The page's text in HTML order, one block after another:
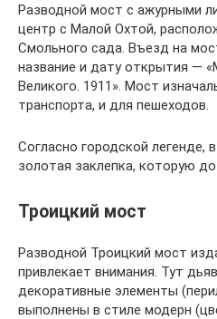
Разводной мост с ажурными
центр с Малой Охтой,
Смольного сада. Въезд на
название и дату открытия —
Великого. 1911». Мост
транспорта, и для пешеходов.
Согласно городской легенде,
золотая заклепка, которую
Троицкий мост
Разводной Троицкий мост
привлекает внимания. Тут
декоративные элементы
выполнены в стиле модерн